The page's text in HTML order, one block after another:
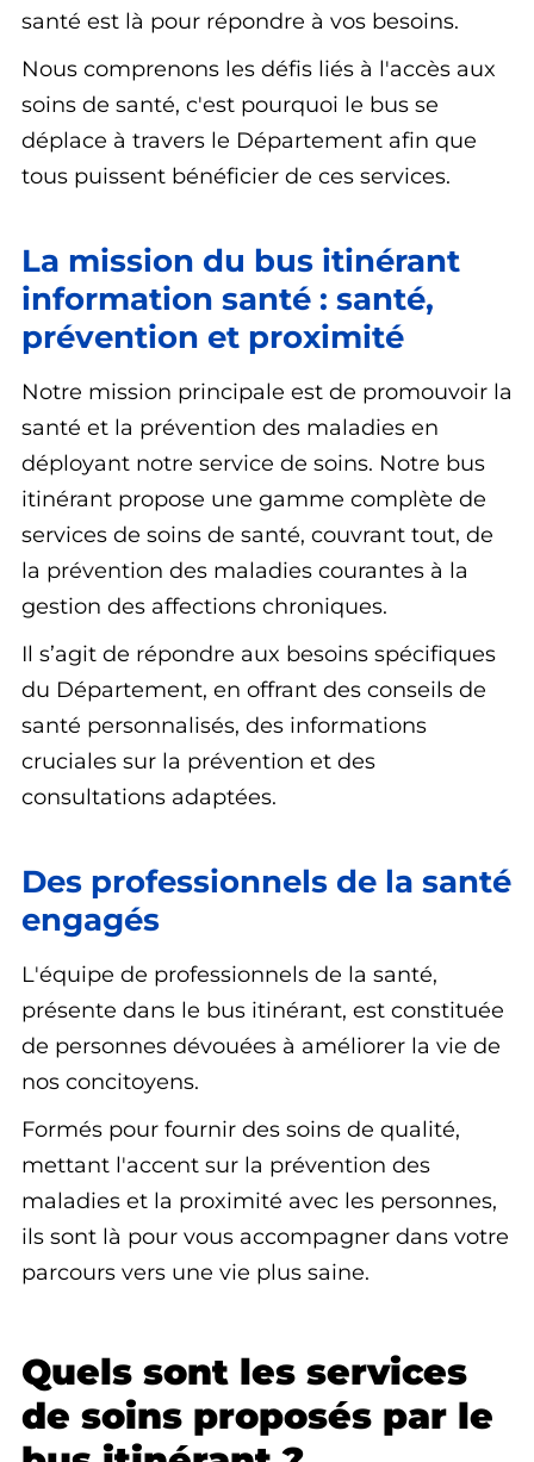
santé est là pour répondre à vos besoins.
Nous comprenons les défis liés à l'accès aux
soins de santé, c'est pourquoi le bus se
déplace à travers le Département afin que
tous puissent bénéficier de ces services.
La mission du bus itinérant
information santé : santé,
prévention et proximité
Notre mission principale est de promouvoir la
santé et la prévention des maladies en
déployant notre service de soins. Notre bus
itinérant propose une gamme complète de
services de soins de santé, couvrant tout, de
la prévention des maladies courantes à la
gestion des affections chroniques.
Il s’agit de répondre aux besoins spécifiques
du Département, en offrant des conseils de
santé personnalisés, des informations
cruciales sur la prévention et des
consultations adaptées.
Des professionnels de la santé
engagés
L'équipe de professionnels de la santé,
présente dans le bus itinérant, est constituée
de personnes dévouées à améliorer la vie de
nos concitoyens.
Formés pour fournir des soins de qualité,
mettant l'accent sur la prévention des
maladies et la proximité avec les personnes,
ils sont là pour vous accompagner dans votre
parcours vers une vie plus saine.
Quels sont les services
de soins proposés par le